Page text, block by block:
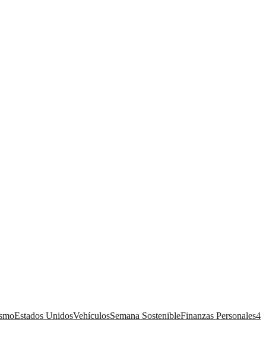
Estados UnidosVehículosSemana SostenibleFinanzas Personales4